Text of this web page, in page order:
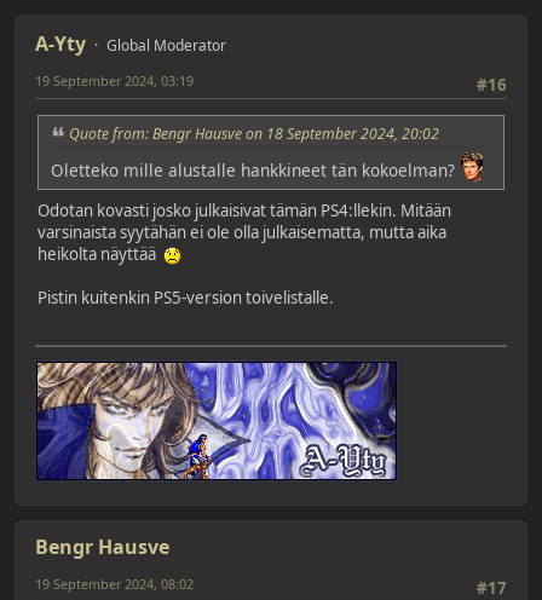
A-Yty Global Moderator
#16
19 September 2024, 03:19
Quote from: Bengr Hausve on 18 September 2024, 20:02
Oletteko mille alustalle hankkineet tän kokoelman?
Odotan kovasti josko julkaisivat tämän PS4:llekin. Mitään
varsinaista syytähän ei ole olla julkaisematta, mutta aika
heikolta näyttää
Pistin kuitenkin PS5-version toivelistalle.
Bengr Hausve
#17
19 September 2024, 08:02